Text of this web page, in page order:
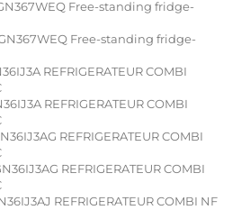
Free-standing fridge-
Free-standing fridge-
REFRIGERATEUR COMBI
REFRIGERATEUR COMBI
REFRIGERATEUR COMBI
REFRIGERATEUR COMBI
REFRIGERATEUR COMBI NF